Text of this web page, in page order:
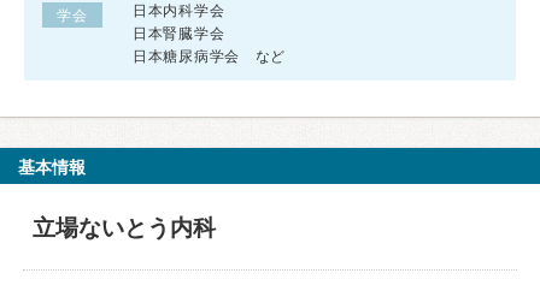
学会
日本内科学会
日本腎臓学会
日本糖尿病学会 など
基本情報
立場ないとう内科